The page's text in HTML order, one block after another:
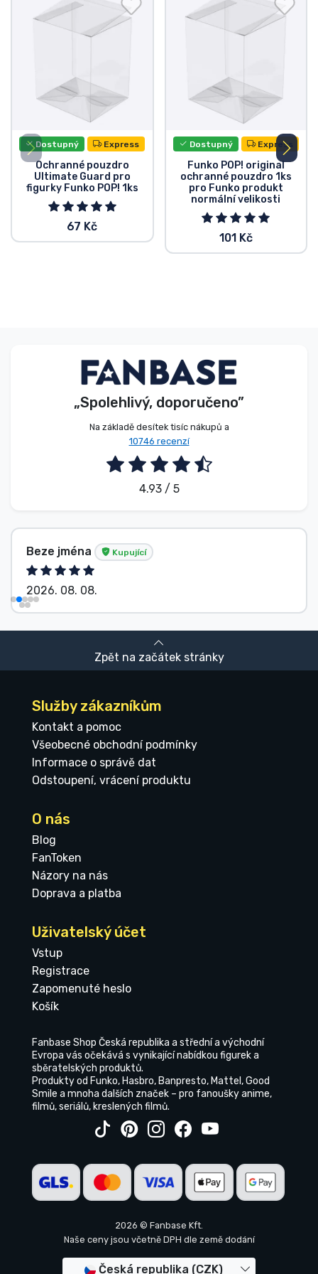
Dostupný Express
Ochranné pouzdro
Ultimate Guard pro
figurky Funko POP! 1ks
67 Kč
Dostupný Express
Funko POP! original
ochranné pouzdro 1ks
pro Funko produkt
normální velikosti
101 Kč
„Spolehlivý, doporučeno”
Na základě desítek tisíc nákupů a
10746 recenzí
4.93 / 5
Beze jména Kupující
2026. 08. 08.
Zpět na začátek stránky
Služby zákazníkům
Kontakt a pomoc
Všeobecné obchodní podmínky
Informace o správě dat
Odstoupení, vrácení produktu
O nás
Blog
FanToken
Názory na nás
Doprava a platba
Uživatelský účet
Vstup
Registrace
Zapomenuté heslo
Košík
Fanbase Shop Česká republika a střední a východní
Evropa vás očekává s vynikající nabídkou figurek a
sběratelských produktů.
Produkty od Funko, Hasbro, Banpresto, Mattel, Good
Smile a mnoha dalších značek – pro fanoušky anime,
filmů, seriálů, kreslených filmů.
2026 © Fanbase Kft.
Naše ceny jsou včetně DPH dle země dodání
Česká republika (CZK)